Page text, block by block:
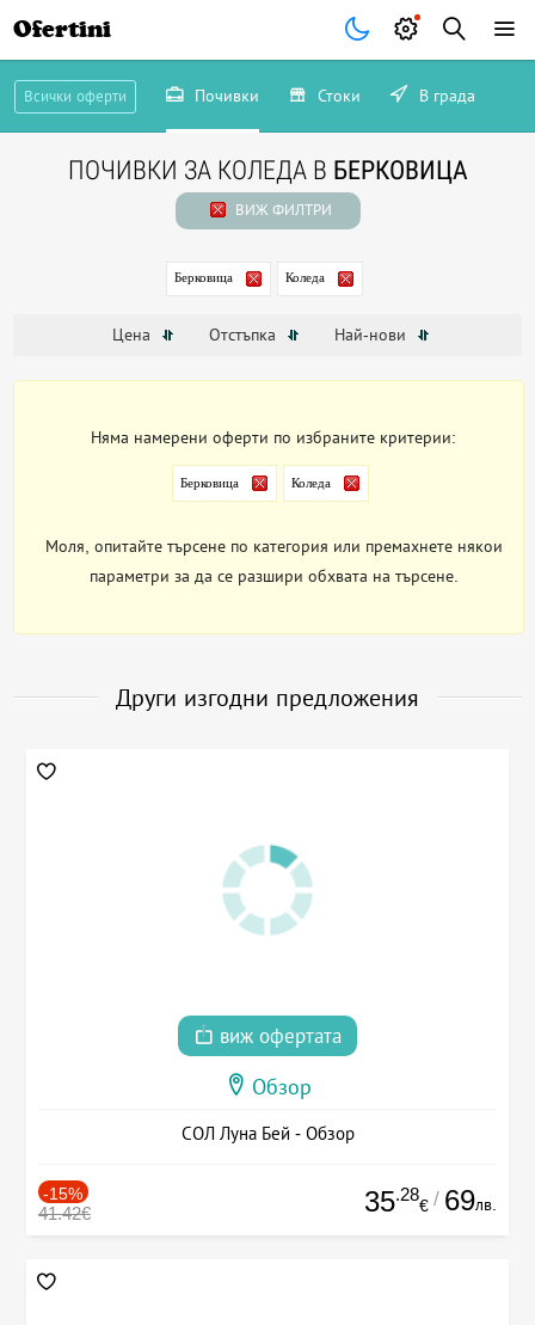
Ofertini
Всички оферти Почивки Стоки В града
ПОЧИВКИ ЗА КОЛЕДА В БЕРКОВИЦА
ВИЖ ФИЛТРИ
Берковица Коледа
Цена Отстъпка Най-нови
Няма намерени оферти по избраните критерии:
Берковица Коледа
Моля, опитайте търсене по категория или премахнете някои
параметри за да се разшири обхвата на търсене.
Други изгодни предложения
виж офертата
Обзор
СОЛ Луна Бей - Обзор
-15%
41.42€ 35.28
€ / 69лв.